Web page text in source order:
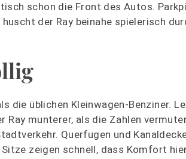
schon die Front des Autos.
der Ray beinahe spielerisch
die üblichen Kleinwagen-Benziner.
Ray munterer, als die Zahlen
Querfugen und
zeigen schnell, dass Komfort